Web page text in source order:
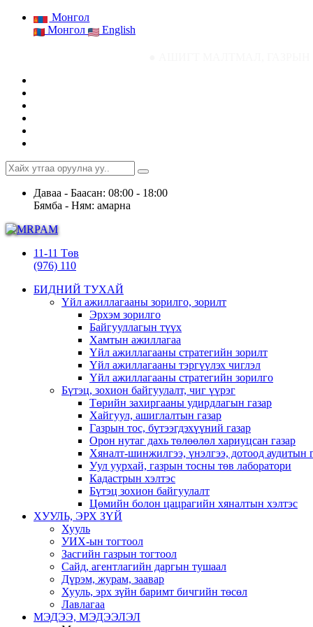
Монгол
Монгол
English
Даваа - Баасан: 08:00 - 18:00
Бямба - Ням: амарна
11-11 Төв
(976) 110
БИДНИЙ ТУХАЙ
Үйл ажиллагааны зорилго, зорилт
Эрхэм зорилго
Байгууллагын түүх
Хамтын ажиллагаа
Үйл ажиллагааны стратегийн зорилт
Үйл ажиллагааны тэргүүлэх чиглэл
Үйл ажиллагааны стратегийн зорилго
Бүтэц, зохион байгуулалт, чиг үүрэг
Төрийн захиргааны удирдлагын газар
Хайгуул, ашиглалтын газар
Газрын тос, бүтээгдэхүүний газар
Орон нутаг дахь төлөөлөл хариуцсан газар
Хяналт-шинжилгээ, үнэлгээ, дотоод аудитын
Уул уурхай, газрын тосны төв лаборатори
Кадастрын хэлтэс
Бүтэц зохион байгуулалт
Цөмийн болон цацрагийн хяналтын хэлтэс
ХУУЛЬ, ЭРХ ЗҮЙ
Хууль
УИХ-ын тогтоол
Засгийн газрын тогтоол
Сайд, агентлагийн даргын тушаал
Дүрэм, журам, заавар
Хууль, эрх зүйн баримт бичгийн төсөл
Лавлагаа
МЭДЭЭ, МЭДЭЭЛЭЛ